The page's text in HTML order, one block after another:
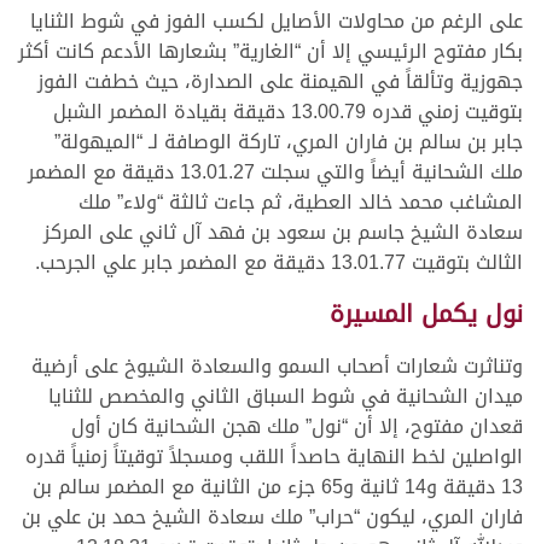
على الرغم من محاولات الأصايل لكسب الفوز في شوط الثنايا
بكار مفتوح الرئيسي إلا أن “الغارية” بشعارها الأدعم كانت أكثر
جهوزية وتألقاً في الهيمنة على الصدارة، حيث خطفت الفوز
بتوقيت زمني قدره 13.00.79 دقيقة بقيادة المضمر الشبل
جابر بن سالم بن فاران المري، تاركة الوصافة لـ “الميهولة”
ملك الشحانية أيضاً والتي سجلت 13.01.27 دقيقة مع المضمر
المشاغب محمد خالد العطية، ثم جاءت ثالثة “ولاء” ملك
سعادة الشيخ جاسم بن سعود بن فهد آل ثاني على المركز
الثالث بتوقيت 13.01.77 دقيقة مع المضمر جابر علي الجرحب.
نول يكمل المسيرة
وتناثرت شعارات أصحاب السمو والسعادة الشيوخ على أرضية
ميدان الشحانية في شوط السباق الثاني والمخصص للثنايا
قعدان مفتوح، إلا أن “نول” ملك هجن الشحانية كان أول
الواصلين لخط النهاية حاصداً اللقب ومسجلاً توقيتاً زمنياً قدره
13 دقيقة و14 ثانية و65 جزء من الثانية مع المضمر سالم بن
فاران المري، ليكون “حراب” ملك سعادة الشيخ حمد بن علي بن